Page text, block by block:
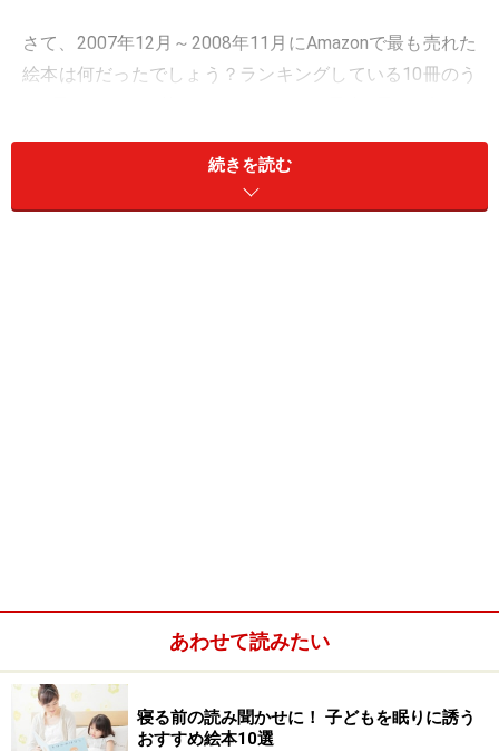
さて、2007年12月～2008年11月にAmazonで最も売れた
絵本は何だったでしょう？ランキングしている10冊のう
いの「ファースト絵本」にふさわしい作品です。お子さ
んが生まれ、一緒に楽しむために良い絵本を探そうとす
るパパやママの一生懸命な顔が目に浮かぶようです。
系から絵本も制作されている画家で、大の船好きで有名
です。『かおかおどんなかお』は、ポスターを見るよう
な絵に、一瞬を見せる強さが感じられます。
続きを読む
あわせて読みたい
寝る前の読み聞かせに！ 子どもを眠りに誘う
おすすめ絵本10選